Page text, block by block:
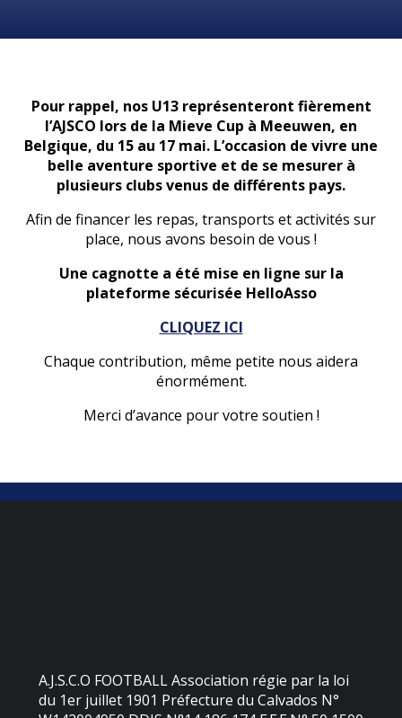
Pour rappel, nos U13 représenteront fièrement
l’AJSCO lors de la Mieve Cup à Meeuwen, en
Belgique, du 15 au 17 mai. L’occasion de vivre une
belle aventure sportive et de se mesurer à
plusieurs clubs venus de différents pays.
Afin de financer les repas, transports et activités sur
place, nous avons besoin de vous !
Une cagnotte a été mise en ligne sur la
plateforme sécurisée HelloAsso
CLIQUEZ ICI
Chaque contribution, même petite nous aidera
énormément.
Merci d’avance pour votre soutien !
A.J.S.C.O FOOTBALL Association régie par la loi
du 1er juillet 1901 Préfecture du Calvados N°